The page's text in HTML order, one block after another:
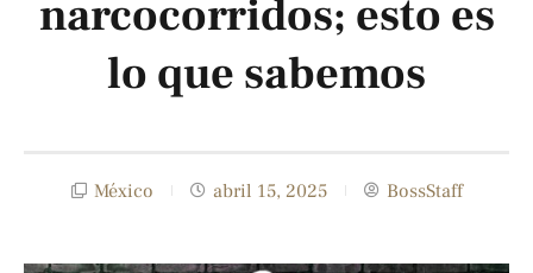
narcocorridos; esto es
lo que sabemos
México abril 15, 2025 BossStaff